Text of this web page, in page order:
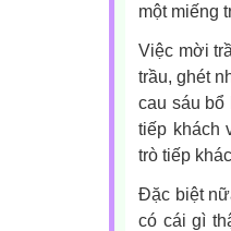
một miếng
Việc mời
trầu, ghét
cau sáu bổ
tiếp khách
trò tiếp
Đặc biệt
có cái gì